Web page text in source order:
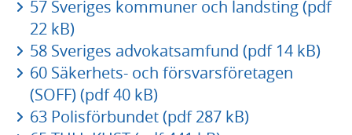
57 Sveriges kommuner och landsting (pdf
22 kB)
58 Sveriges advokatsamfund (pdf 14 kB)
60 Säkerhets- och försvarsföretagen
(SOFF) (pdf 40 kB)
63 Polisförbundet (pdf 287 kB)